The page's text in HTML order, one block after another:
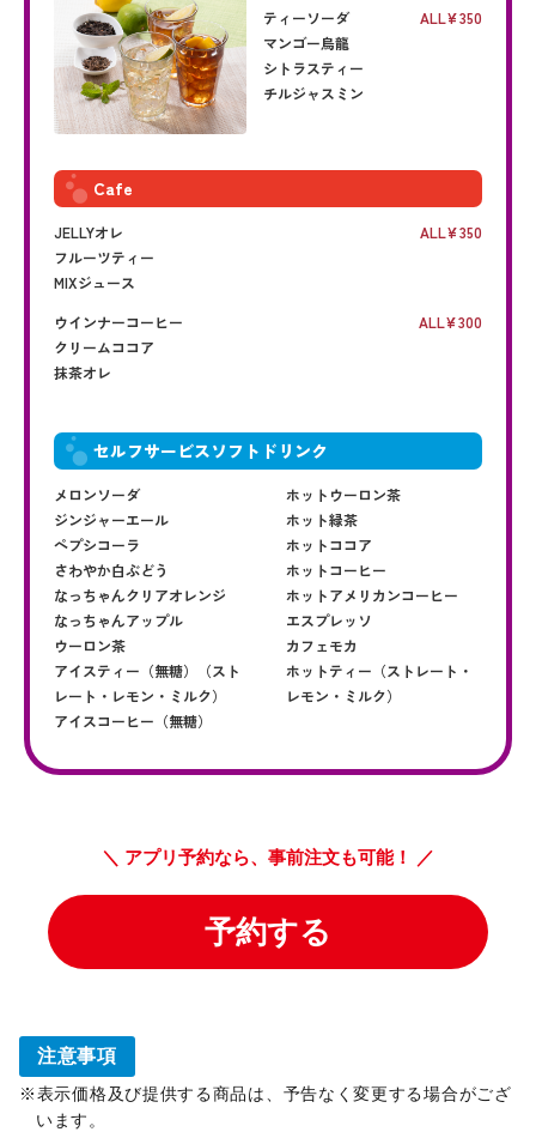
注意事項
表示価格及び提供する商品は、予告なく変更する場合がござ
います。